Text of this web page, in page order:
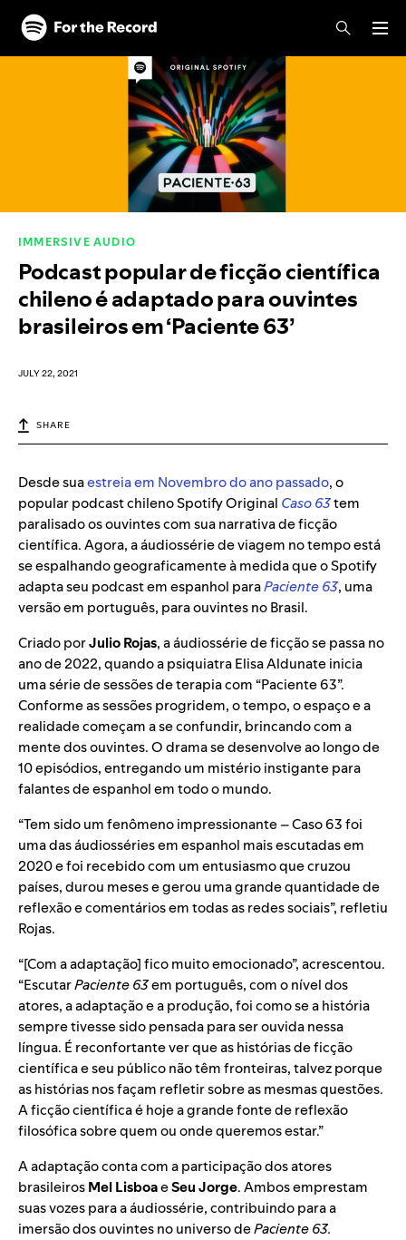
Skip to main content
Skip to footer
IMMERSIVE AUDIO
Podcast popular de ficção científica
chileno é adaptado para ouvintes
brasileiros em ‘Paciente 63’
JULY 22, 2021
SHARE
Desde suaestreia em Novembro do ano passado, o
popular podcast chileno Spotify Original Caso 63tem
paralisado os ouvintes com sua narrativa de ficção
científica. Agora, a áudiossérie de viagem no tempo está
se espalhando geograficamente à medida que o Spotify
adapta seu podcast em espanhol paraPaciente 63, uma
versão em português, para ouvintes no Brasil.
Criado porJulio Rojas, a áudiossérie de ficção se passa no
ano de 2022, quando a psiquiatra Elisa Aldunate inicia
uma série de sessões de terapia com “Paciente 63”.
Conforme as sessões progridem, o tempo, o espaço e a
realidade começam a se confundir, brincando com a
mente dos ouvintes. O drama se desenvolve ao longo de
10 episódios, entregando um mistério instigante para
falantes de espanhol em todo o mundo.
“Tem sido um fenômeno impressionante – Caso 63 foi
uma das áudiosséries em espanhol mais escutadas em
2020 e foi recebido com um entusiasmo que cruzou
países, durou meses e gerou uma grande quantidade de
reflexão e comentários em todas as redes sociais”, refletiu
Rojas.
“[Com a adaptação] fico muito emocionado”, acrescentou.
“EscutarPaciente 63em português, com o nível dos
atores, a adaptação e a produção, foi como se a história
sempre tivesse sido pensada para ser ouvida nessa
língua. É reconfortante ver que as histórias de ficção
científica e seu público não têm fronteiras, talvez porque
as histórias nos façam refletir sobre as mesmas questões.
A ficção científica é hoje a grande fonte de reflexão
filosófica sobre quem ou onde queremos estar.”
A adaptação conta com a participação dos atores
brasileirosMel LisboaeSeu Jorge. Ambos emprestam
suas vozes para a áudiossérie, contribuindo para a
imersão dos ouvintes no universo dePaciente 63.